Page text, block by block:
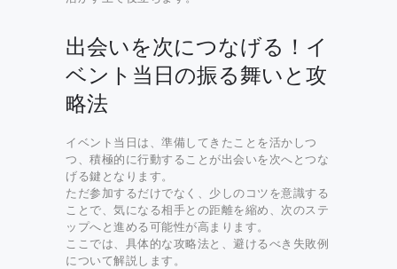
出会いを次につなげる！イ
ベント当日の振る舞いと攻
略法
イベント当日は、準備してきたことを活かしつ
つ、積極的に行動することが出会いを次へとつな
げる鍵となります。
ただ参加するだけでなく、少しのコツを意識する
ことで、気になる相手との距離を縮め、次のステ
ップへと進める可能性が高まります。
ここでは、具体的な攻略法と、避けるべき失敗例
について解説します。